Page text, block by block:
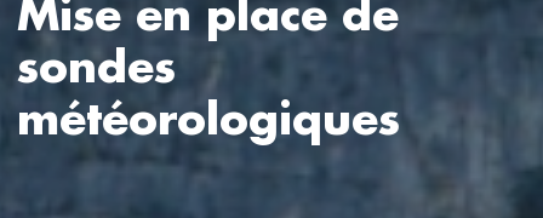
Mise en place de
sondes
météorologiques